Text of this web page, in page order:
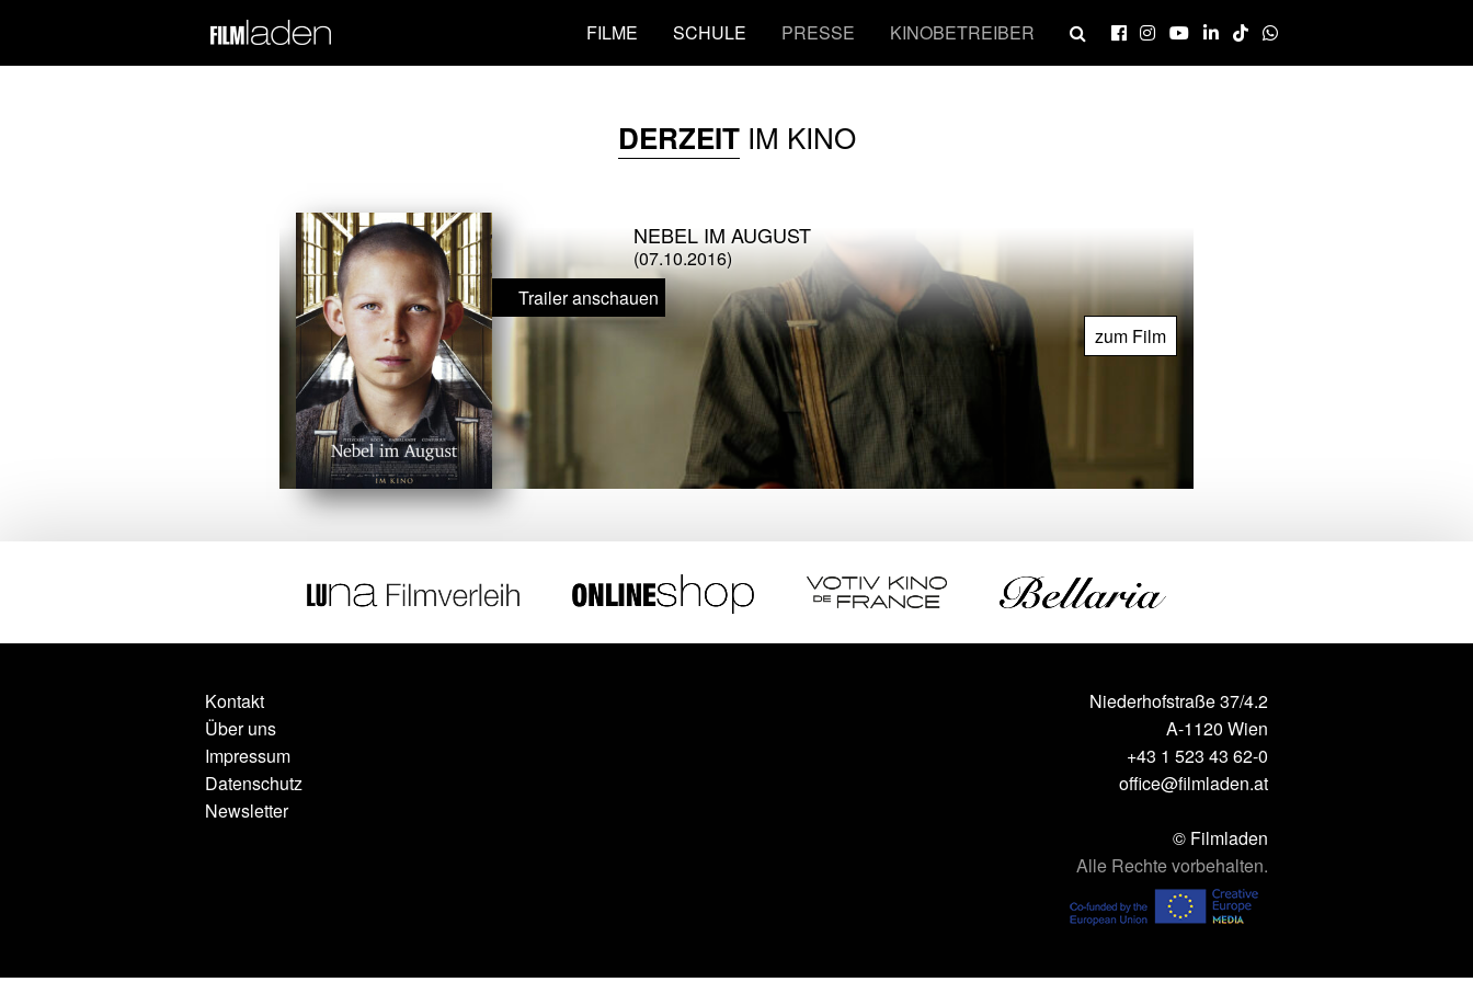
FILME SCHULE PRESSE KINOBETREIBER
DERZEITIM KINO
NEBEL IM AUGUST
(07.10.2016)
Trailer anschauen
zum Film
Kontakt
Über uns
Impressum
Datenschutz
Newsletter
Niederhofstraße 37/4.2
A-1120 Wien
+43 1 523 43 62-0
office@filmladen.at
© Filmladen
Alle Rechte vorbehalten.